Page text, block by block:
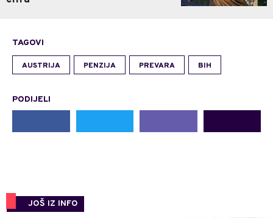
TAGOVI
AUSTRIJA PENZIJA PREVARA BIH
PODIJELI
JOŠ IZ INFO